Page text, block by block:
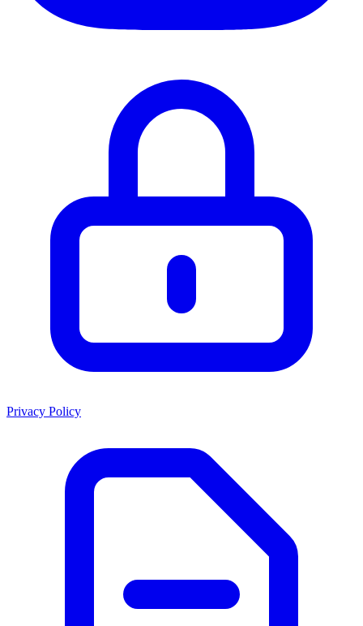
Privacy Policy